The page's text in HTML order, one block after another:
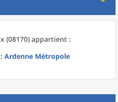
(08170) appartient :
: Ardenne Métropole